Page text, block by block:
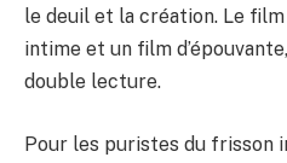
le deuil et la création. Le
intime et un film
double lecture.
Pour les puristes du frisson